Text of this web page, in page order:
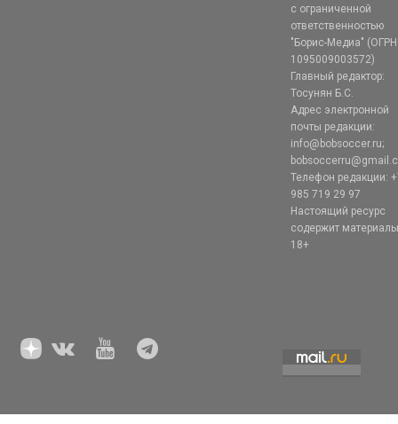
с ограниченной
ответственностью
"Борис-Медиа" (ОГРН
1095009003572)
Главный редактор:
Тосунян Б.С.
Адрес электронной
почты редакции:
info@bobsoccer.ru;
Телефон редакции:
985 719 29 97
Настоящий ресурс
содержит
18+